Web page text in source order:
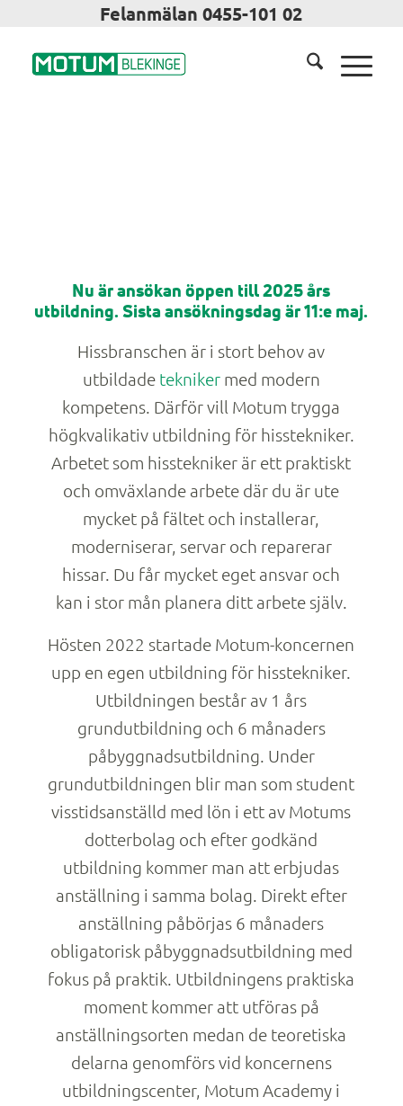
Felanmälan 0455-101 02
Nu är ansökan öppen till 2025 års
utbildning. Sista ansökningsdag är 11:e maj.
Hissbranschen är i stort behov av
utbildade teknikermed modern
kompetens. Därför vill Motum trygga
högkvalikativ utbildning för hisstekniker.
Arbetet som hisstekniker är ett praktiskt
och omväxlande arbete där du är ute
mycket på fältet och installerar,
moderniserar, servar och reparerar
hissar. Du får mycket eget ansvar och
kan i stor mån planera ditt arbete själv.
Hösten 2022 startade Motum-koncernen
upp en egen utbildning för hisstekniker.
Utbildningen består av 1 års
grundutbildning och 6 månaders
påbyggnadsutbildning. Under
grundutbildningen blir man som student
visstidsanställd med lön i ett av Motums
dotterbolag och efter godkänd
utbildning kommer man att erbjudas
anställning i samma bolag. Direkt efter
anställning påbörjas 6 månaders
obligatorisk påbyggnadsutbildning med
fokus på praktik. Utbildningens praktiska
moment kommer att utföras på
anställningsorten medan de teoretiska
delarna genomförs vid koncernens
utbildningscenter, Motum Academy i